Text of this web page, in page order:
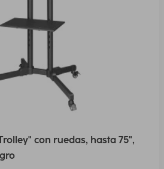
con ruedas, hasta 75",